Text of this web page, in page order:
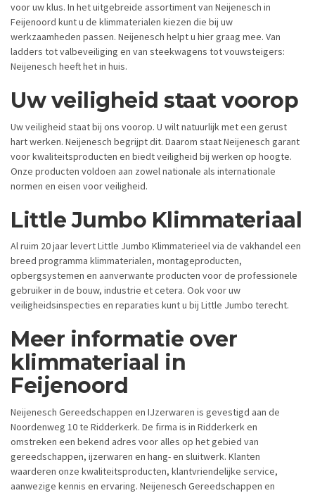
voor uw klus. In het uitgebreide assortiment van Neijenesch in
Feijenoord kunt u de klimmaterialen kiezen die bij uw
werkzaamheden passen. Neijenesch helpt u hier graag mee. Van
ladders tot valbeveiliging en van steekwagens tot vouwsteigers:
Neijenesch heeft het in huis.
Uw veiligheid staat voorop
Uw veiligheid staat bij ons voorop. U wilt natuurlijk met een gerust
hart werken. Neijenesch begrijpt dit. Daarom staat Neijenesch garant
voor kwaliteitsproducten en biedt veiligheid bij werken op hoogte.
Onze producten voldoen aan zowel nationale als internationale
normen en eisen voor veiligheid.
Little Jumbo Klimmateriaal
Al ruim 20 jaar levert Little Jumbo Klimmaterieel via de vakhandel een
breed programma klimmaterialen, montageproducten,
opbergsystemen en aanverwante producten voor de professionele
gebruiker in de bouw, industrie et cetera. Ook voor uw
veiligheidsinspecties en reparaties kunt u bij Little Jumbo terecht.
Meer informatie over
klimmateriaal in
Feijenoord
Neijenesch Gereedschappen en IJzerwaren is gevestigd aan de
Noordenweg 10 te Ridderkerk. De firma is in Ridderkerk en
omstreken een bekend adres voor alles op het gebied van
gereedschappen, ijzerwaren en hang- en sluitwerk. Klanten
waarderen onze kwaliteitsproducten, klantvriendelijke service,
aanwezige kennis en ervaring. Neijenesch Gereedschappen en